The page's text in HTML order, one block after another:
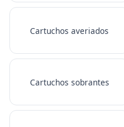
Cartuchos averiados
Cartuchos sobrantes